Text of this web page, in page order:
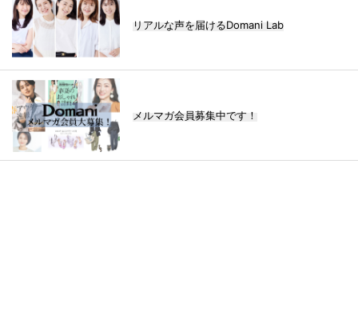
リアルな声を届けるDomani Lab
メルマガ会員募集中です！